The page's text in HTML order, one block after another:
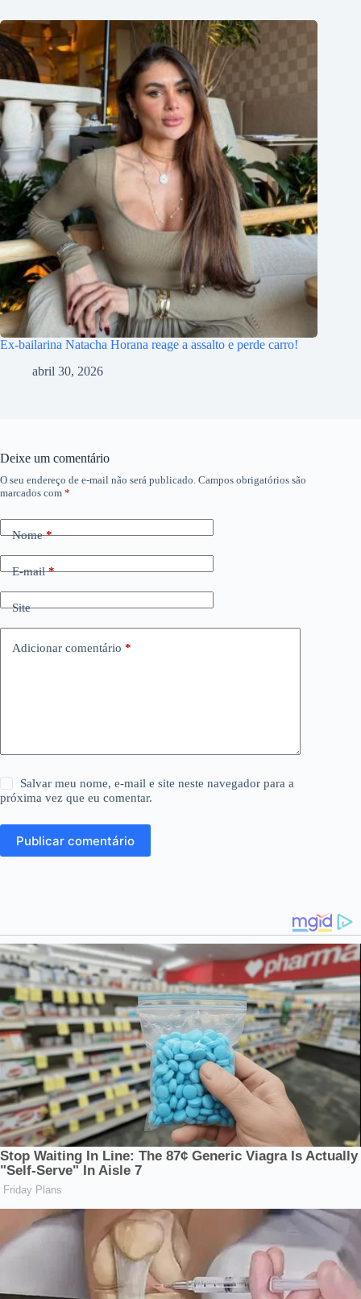
Ex-bailarina Natacha Horana reage a assalto e perde carro!
abril 30, 2026
Deixe um comentário
O seu endereço de e-mail não será publicado. Campos obrigatórios são
marcados com *
Nome*
E-mail*
Site
Adicionar comentário *
Salvar meu nome, e-mail e site neste navegador para a
próxima vez que eu comentar.
Publicar comentário